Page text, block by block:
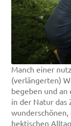
Manch einer
(verlängerten)
begeben und an
in der Natur das
hektischen